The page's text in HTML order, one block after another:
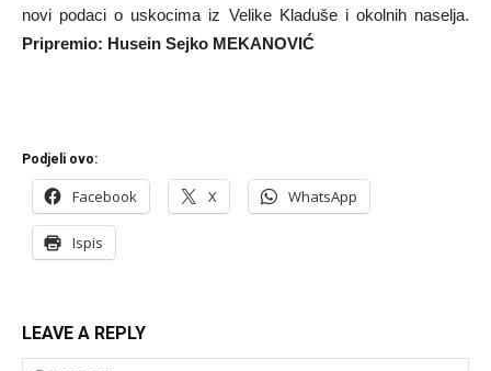
novi podaci o uskocima iz Velike Kladuše i okolnih naselja.
Pripremio: Husein Sejko MEKANOVIĆ
Podjeli ovo:
Facebook X WhatsApp
Ispis
LEAVE A REPLY